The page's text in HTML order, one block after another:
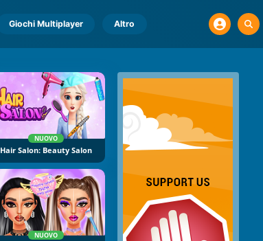
Giochi Multiplayer Altro
NUOVO
Hair Salon: Beauty Salon
NUOVO